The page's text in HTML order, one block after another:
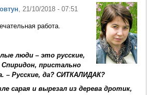
, 21/10/2018 - 07:51
работа.
люди – это русские,
Спиридон, пристально
– Русские, да? СИТКАЛИДАК?
сарая и вырезал из дерева дротик,